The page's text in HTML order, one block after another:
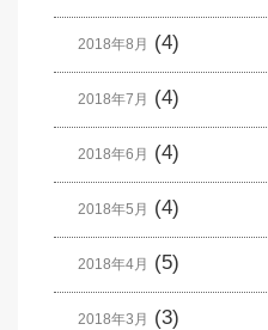
2018年8月 (4)
2018年7月 (4)
2018年6月 (4)
2018年5月 (4)
2018年4月 (5)
2018年3月 (3)